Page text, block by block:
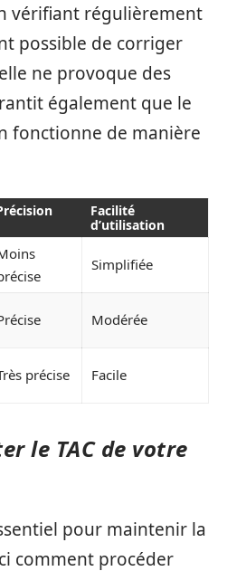
vérifiant régulièrement
possible de corriger
ne provoque des
également que le
fonctionne de manière
Facilité
d’utilisation
Simplifiée
Modérée
précise Facile
le TAC de votre
pour maintenir la
comment procéder